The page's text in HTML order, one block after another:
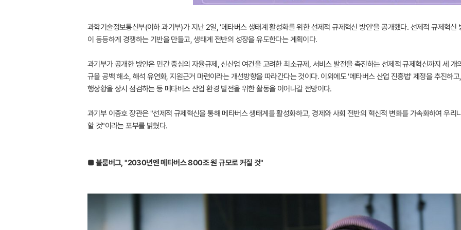
과학기술정보통신부(이하 과기부)가 지난 2일, '메타버스 생태계 활성화를 위한 선제적 규제혁신 방안'을 공개했다. 선제적 규제혁
이 동등하게 경쟁하는 기반을 만들고, 생태계 전반의 성장을 유도한다는 계획이다.
과기부가 공개한 방안은 민간 중심의 자율규제, 신산업 여건을 고려한 최소규제, 서비스 발전을 촉진하는 선제적 규제혁신까지 세
규율 공백 해소, 해석 유연화, 지원근거 마련이라는 개선방향을 따라간다는 것이다. 이외에도 '메타버스 산업 진흥법' 제정을 추진하
행상황을 상시 점검하는 등 메타버스 산업 환경 발전을 위한 활동을 이어나갈 전망이다.
과기부 이종호 장관은 "선제적 규제혁신을 통해 메타버스 생태계를 활성화하고, 경제와 사회 전반의 혁신적 변화를 가속화하여 우
할 것"이라는 포부를 밝혔다.
■ 블룸버그, "2030년엔 메타버스 800조 원 규모로 커질 것"